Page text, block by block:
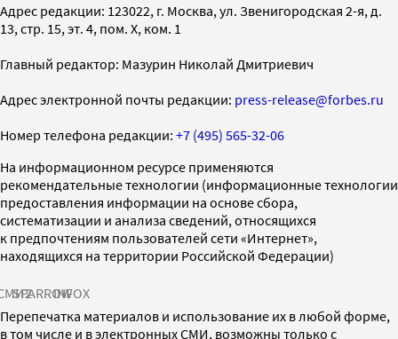
Адрес редакции: 123022, г. Москва, ул. Звенигородская 2-я, д.
13, стр. 15, эт. 4, пом. X, ком. 1
Главный редактор: Мазурин Николай Дмитриевич
Адрес электронной почты редакции: press-release@forbes.ru
Номер телефона редакции: +7 (495) 565-32-06
На информационном ресурсе применяются
рекомендательные технологии (информационные технологии
предоставления информации на основе сбора,
систематизации и анализа сведений, относящихся
к предпочтениям пользователей сети «Интернет»,
находящихся на территории Российской Федерации)
SPARROWINFOX
Перепечатка материалов и использование их в любой форме,
в том числе и в электронных СМИ, возможны только с